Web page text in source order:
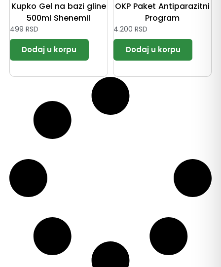
Kupko Gel na bazi gline
500ml Shenemil
499 RSD
OKP Paket Antiparazitni
Program
4.200 RSD